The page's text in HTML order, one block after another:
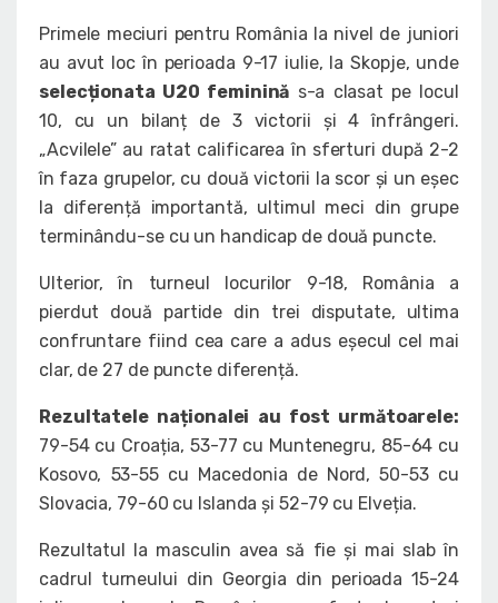
Primele meciuri pentru România la nivel de juniori
au avut loc în perioada 9-17 iulie, la Skopje, unde
selecționata U20 feminină s-a clasat pe locul
10, cu un bilanț de 3 victorii și 4 înfrângeri.
„Acvilele” au ratat calificarea în sferturi după 2-2
în faza grupelor, cu două victorii la scor și un eșec
la diferență importantă, ultimul meci din grupe
terminându-se cu un handicap de două puncte.
Ulterior, în turneul locurilor 9-18, România a
pierdut două partide din trei disputate, ultima
confruntare fiind cea care a adus eșecul cel mai
clar, de 27 de puncte diferență.
Rezultatele naționalei au fost următoarele:
79-54 cu Croația, 53-77 cu Muntenegru, 85-64 cu
Kosovo, 53-55 cu Macedonia de Nord, 50-53 cu
Slovacia, 79-60 cu Islanda și 52-79 cu Elveția.
Rezultatul la masculin avea să fie și mai slab în
cadrul turneului din Georgia din perioada 15-24